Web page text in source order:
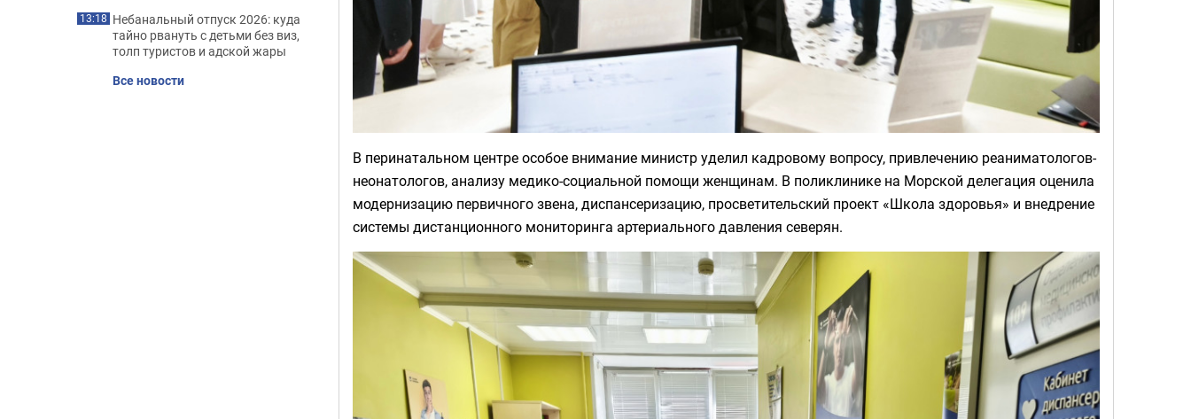
В перинатальном центре особое внимание министр уделил кадровому вопросу, привлечению реаниматологов-
неонатологов, анализу медико-социальной помощи женщинам. В поликлинике на Морской делегация оценила
модернизацию первичного звена, диспансеризацию, просветительский проект «Школа здоровья» и внедрение
системы дистанционного мониторинга артериального давления северян.
13:18 Небанальный отпуск 2026: куда
тайно рвануть с детьми без виз,
толп туристов и адской жары
Все новости